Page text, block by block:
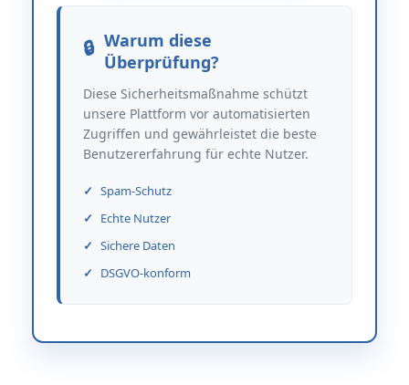
Warum diese
Überprüfung?
Diese Sicherheitsmaßnahme schützt
unsere Plattform vor automatisierten
Zugriffen und gewährleistet die beste
Benutzererfahrung für echte Nutzer.
Spam-Schutz
Echte Nutzer
Sichere Daten
DSGVO-konform